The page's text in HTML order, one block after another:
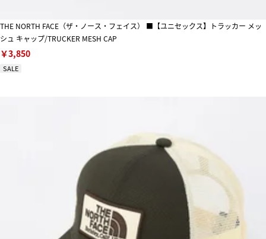
THE NORTH FACE（ザ・ノース・フェイス） ■【ユニセックス】トラッカー メッ
シュ キャップ/TRUCKER MESH CAP
￥3,850
SALE